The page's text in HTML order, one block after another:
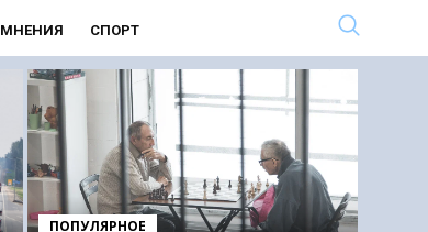
МНЕНИЯ СПОРТ
ПОПУЛЯРНОЕ